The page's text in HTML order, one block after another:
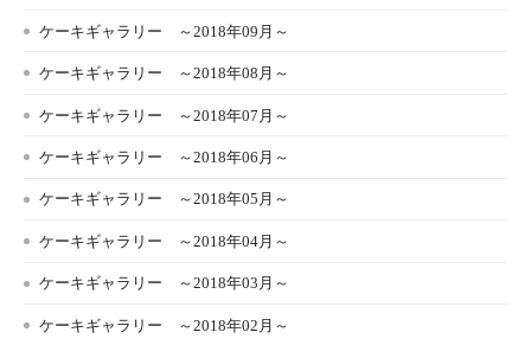
ケーキギャラリー ～2018年09月～
ケーキギャラリー ～2018年08月～
ケーキギャラリー ～2018年07月～
ケーキギャラリー ～2018年06月～
ケーキギャラリー ～2018年05月～
ケーキギャラリー ～2018年04月～
ケーキギャラリー ～2018年03月～
ケーキギャラリー ～2018年02月～